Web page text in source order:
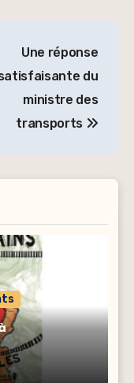
Une réponse
du
ministre des
transports